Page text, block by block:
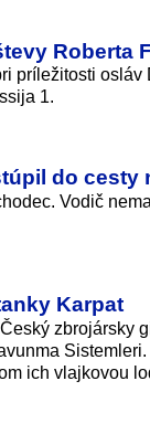
Roberta
príležitosti
1.
do cesty
Vodič
Karpat
zbrojársky
ich vlajkovou